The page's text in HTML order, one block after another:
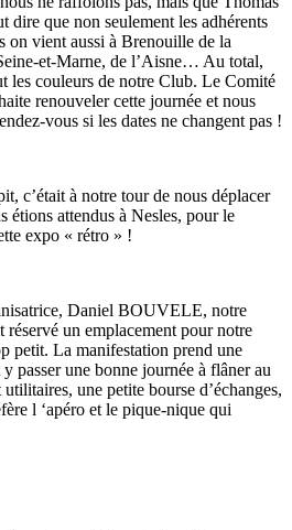
que non seulement les adhérents
on vient aussi à Brenouille de la
et-Marne, de l’Aisne… Au total,
les couleurs de notre Club. Le Comité
renouveler cette journée et nous
vous si les dates ne changent pas !
c’était à notre tour de nous déplacer
étions attendus à Nesles, pour le
expo « rétro » !
Daniel BOUVELE, notre
réservé un emplacement pour notre
petit. La manifestation prend une
passer une bonne journée à flâner au
une petite bourse d’échanges,
l ‘apéro et le pique-nique qui